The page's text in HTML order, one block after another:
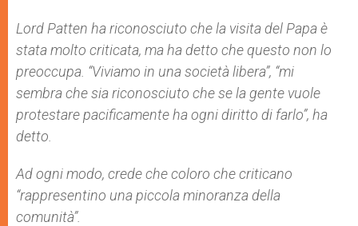
Lord Patten ha riconosciuto che la visita del Papa è
stata molto criticata, ma ha detto che questo non lo
preoccupa. “Viviamo in una società libera”, “mi
sembra che sia riconosciuto che se la gente vuole
protestare pacificamente ha ogni diritto di farlo”, ha
detto.
Ad ogni modo, crede che coloro che criticano
“rappresentino una piccola minoranza della
comunità”.